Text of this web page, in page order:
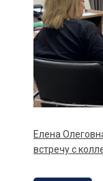
Елена Олеговна Гайфуллина провела рабочую
встречу с